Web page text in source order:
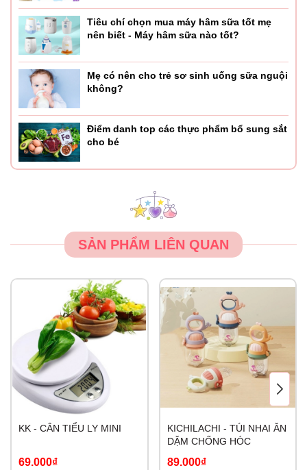
Tiêu chí chọn mua máy hâm sữa tốt mẹ
nên biết - Máy hâm sữa nào tốt?
Mẹ có nên cho trẻ sơ sinh uống sữa nguội
không?
Điểm danh top các thực phẩm bổ sung sắt
cho bé
SẢN PHẨM LIÊN QUAN
KK - CÂN TIỂU LY MINI
69.000₫
KICHILACHI - TÚI NHAI ĂN
DẶM CHỐNG HÓC
89.000₫